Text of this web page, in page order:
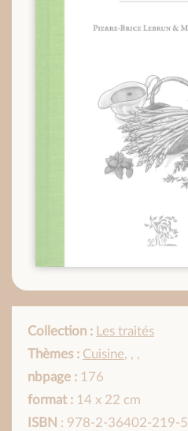
Collection : Les traités
Thèmes : Cuisine, , ,
nbpage : 176
format : 14 x 22 cm
ISBN : 978-2-36402-219-5